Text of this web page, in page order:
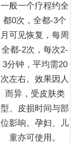
一般一个疗程约全
都0次，全都-3个
月可见恢复，每周
全都-2次，每次2-
3分钟，平均需20
次左右。效果因人
而异，受皮肤类
型、皮损时间与部
位影响。孕妇、儿
童亦可使用。